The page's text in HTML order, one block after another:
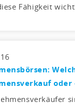
Fähigkeit
oder